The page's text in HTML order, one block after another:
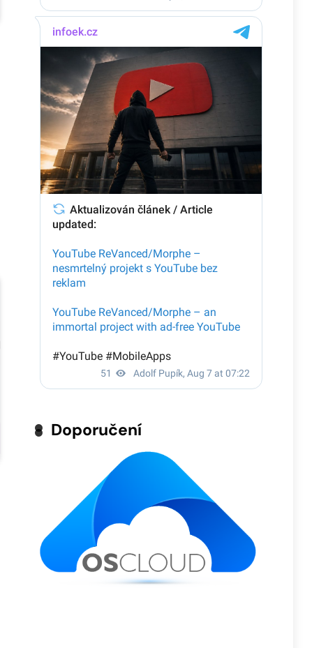
Doporučení